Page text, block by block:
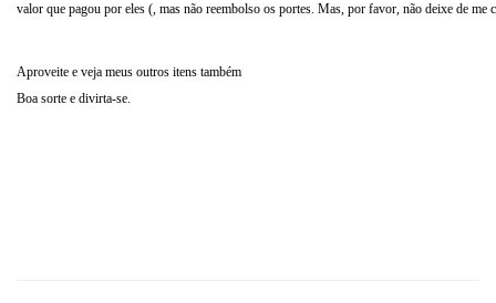
valor que pagou por eles (, mas não reembolso os portes. Mas, por favor, não deixe de me
Aproveite e veja meus outros itens também
Boa sorte e divirta-se.